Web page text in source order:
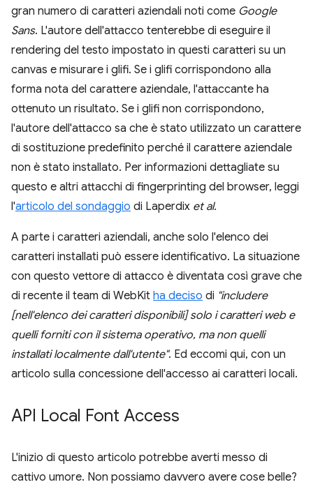
gran numero di caratteri aziendali noti come Google
Sans. L'autore dell'attacco tenterebbe di eseguire il
rendering del testo impostato in questi caratteri su un
canvas e misurare i glifi. Se i glifi corrispondono alla
forma nota del carattere aziendale, l'attaccante ha
ottenuto un risultato. Se i glifi non corrispondono,
l'autore dell'attacco sa che è stato utilizzato un carattere
di sostituzione predefinito perché il carattere aziendale
non è stato installato. Per informazioni dettagliate su
questo e altri attacchi di fingerprinting del browser, leggi
l'articolo del sondaggio di Laperdix et al.
A parte i caratteri aziendali, anche solo l'elenco dei
caratteri installati può essere identificativo. La situazione
con questo vettore di attacco è diventata così grave che
di recente il team di WebKit ha deciso di "includere
[nell'elenco dei caratteri disponibili] solo i caratteri web e
quelli forniti con il sistema operativo, ma non quelli
installati localmente dall'utente". Ed eccomi qui, con un
articolo sulla concessione dell'accesso ai caratteri locali.
API Local Font Access
L'inizio di questo articolo potrebbe averti messo di
cattivo umore. Non possiamo davvero avere cose belle?